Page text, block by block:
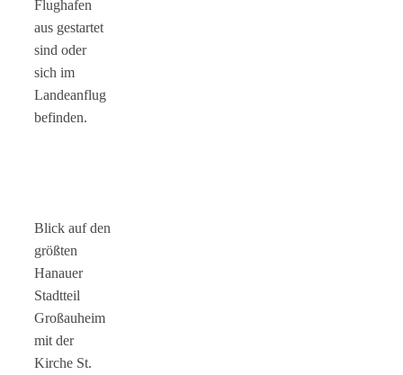
Flughafen
aus gestartet
sind oder
sich im
Landeanflug
befinden.
Blick auf den
größten
Hanauer
Stadtteil
Großauheim
mit der
Kirche St.